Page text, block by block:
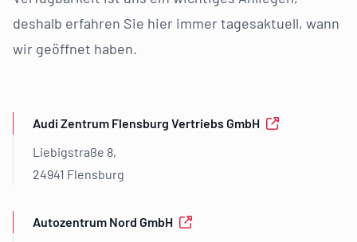
deshalb erfahren Sie hier immer tagesaktuell, wann
wir geöffnet haben.
Audi Zentrum Flensburg Vertriebs GmbH
Liebigstraße 8,
24941 Flensburg
Autozentrum Nord GmbH